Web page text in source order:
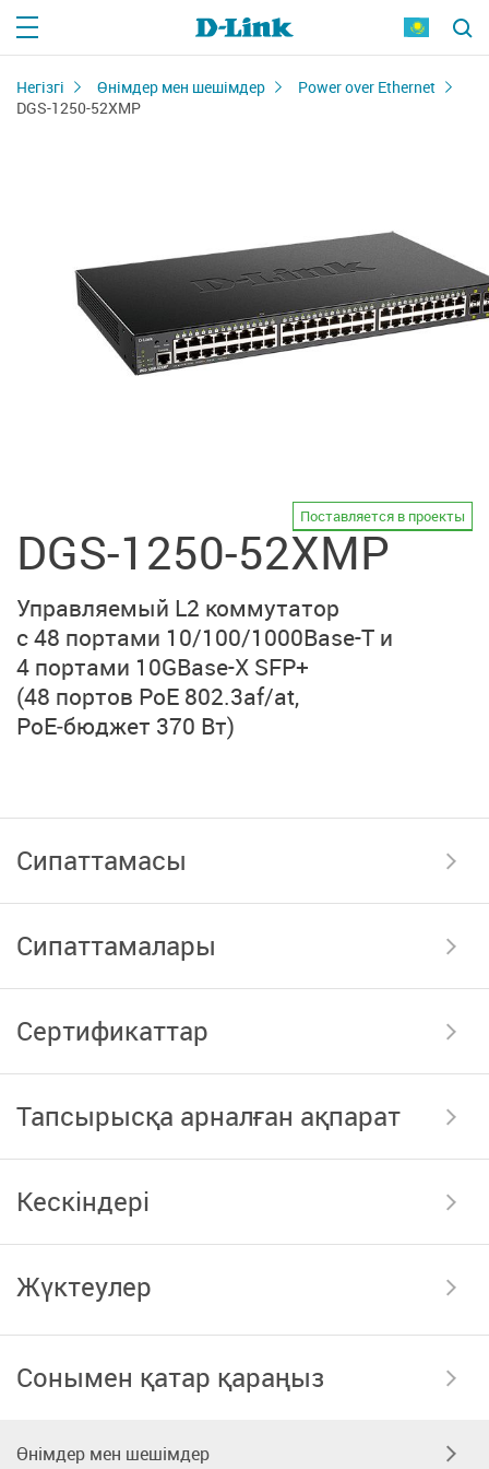
Негізгі Өнімдер мен шешімдер
Power over Ethernet
DGS-1250-52XMP
DGS-1250-52XMP
Поставляется в проекты
Управляемый L2 коммутатор
с 48 портами 10/100/1000Base-T и
4 портами 10GBase-X SFP+
(48 портов PoE 802.3af/at,
PoE‑бюджет 370 Вт)
Сипаттамасы
Сипаттамалары
Сертификаттар
Тапсырысқа арналған ақпарат
Кескіндері
Жүктеулер
Сонымен қатар қараңыз
Өнімдер мен шешімдер